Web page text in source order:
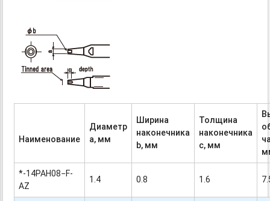
Наименование
Диаметр
а, мм
Ширина
наконечника
b, мм
Толщина
наконечника
с, мм
*-14PAH08−F-
AZ
1.4 0.8 1.6